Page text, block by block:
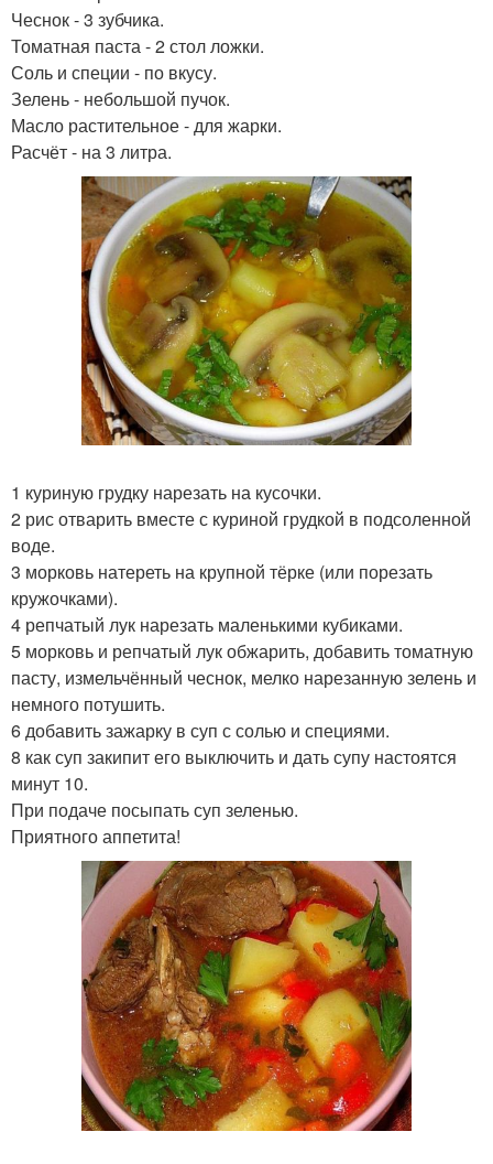
Чеснок - 3 зубчика.
Томатная паста - 2 стол ложки.
Соль и специи - по вкусу.
Зелень - небольшой пучок.
Масло растительное - для жарки.
Расчёт - на 3 литра.
1 куриную грудку нарезать на кусочки.
2 рис отварить вместе с куриной грудкой в подсоленной
воде.
3 морковь натереть на крупной тёрке (или порезать
кружочками).
4 репчатый лук нарезать маленькими кубиками.
5 морковь и репчатый лук обжарить, добавить томатную
пасту, измельчённый чеснок, мелко нарезанную зелень и
немного потушить.
6 добавить зажарку в суп с солью и специями.
8 как суп закипит его выключить и дать супу настоятся
минут 10.
При подаче посыпать суп зеленью.
Приятного аппетита!